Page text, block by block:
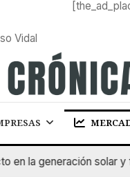
Vidal
la generación solar y